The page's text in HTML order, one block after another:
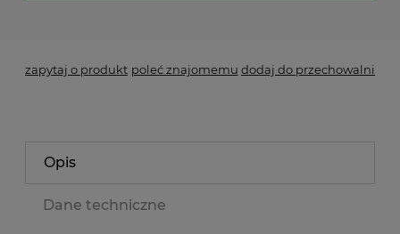
zapytaj o produkt poleć znajomemu dodaj do przechowalni
Opis
Dane techniczne